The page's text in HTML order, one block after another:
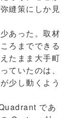
縫策にしか見
あった。取材
ろまでできる
たまま大手町
ていたのは、
少し動くよう
であ